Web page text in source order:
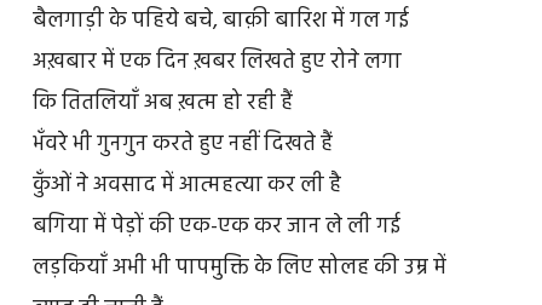
बैलगाड़ी के पहिये बचे, बाक़ी बारिश में गल गई
अख़बार में एक दिन ख़बर लिखते हुए रोने लगा
कि तितलियाँ अब ख़त्म हो रही हैं
भँवरे भी गुनगुन करते हुए नहीं दिखते हैं
कुँओं ने अवसाद में आत्महत्या कर ली है
बगिया में पेड़ों की एक-एक कर जान ले ली गई
लड़कियाँ अभी भी पापमुक्ति के लिए सोलह की उम्र में